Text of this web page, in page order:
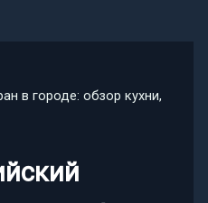
в городе: обзор кухни,